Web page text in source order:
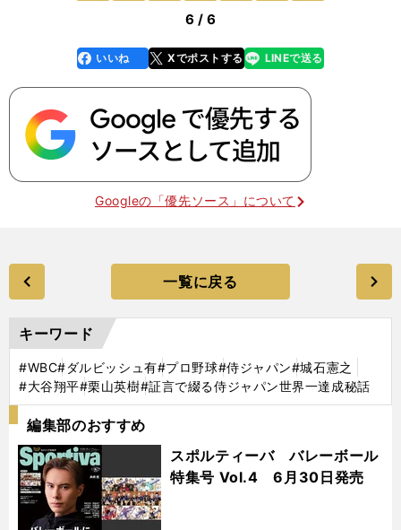
6 / 6
faceboo
k
いいね Xでポストする
line LINEで送る
Googleの「優先ソース」について
一覧に戻る
キーワード
#WBC#ダルビッシュ有#プロ野球#侍ジャパン#城石憲之
#大谷翔平#栗山英樹#証言で綴る侍ジャパン世界一達成秘話
編集部のおすすめ
スポルティーバ バレーボール
特集号 Vol.4 6月30日発売